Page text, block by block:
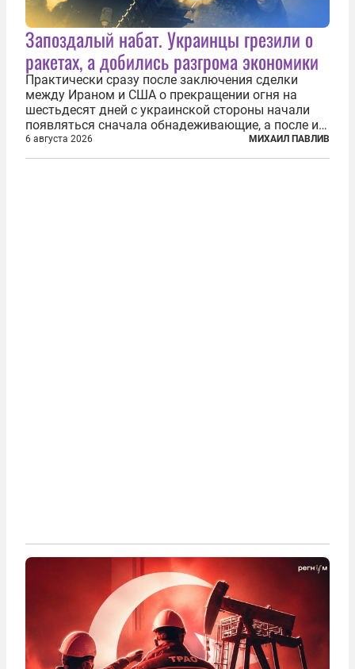
Запоздалый набат. Украинцы грезили о
ракетах, а добились разгрома экономики
Практически сразу после заключения сделки
между Ираном и США о прекращении огня на
шестьдесят дней с украинской стороны начали
появляться сначала обнадеживающие, а после и
вовсе бравурные заявления про некий «перелом»
в войне. Вероятно, в сознании первых лиц
6 августа 2026 МИХАИЛ ПАВЛИВ